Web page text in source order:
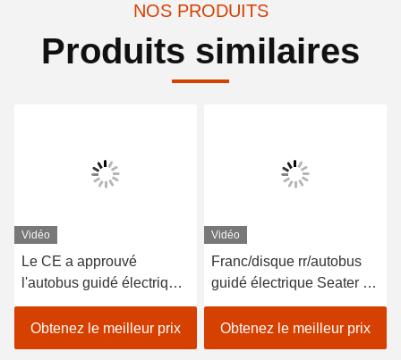
NOS PRODUITS
Produits similaires
Vidéo
Le CE a approuvé
l'autobus guidé électrique
dans le parc
d'attractions/voiture
électrique de navette
Obtenez le meilleur prix
Vidéo
Franc/disque rr/autobus
guidé électrique Seater du
tambour 14 avec la chaise
de sofa
Obtenez le meilleur prix